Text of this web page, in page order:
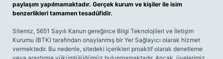
paylaşım yapılmamaktadır. Gerçek kurum ve kişiler ile isim
benzerlikleri tamamen tesadüfidir.
Sitemiz, 5651 Sayılı Kanun gereğince Bilgi Teknolojileri ve İletişim
Kurumu (BTK) tarafından onaylanmış bir Yer Sağlayıcı olarak hizmet
vermektedir. Bu nedenle, sitedeki içerikleri proaktif olarak denetleme